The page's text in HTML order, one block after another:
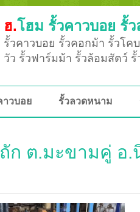
ฮ.โฮม รั้วคาวบอย รั้
รั้วคาวบอย รั้วคอกม้า รั้วโค
วัว รั้วฟาร์มม้า รั้วล้อมสัตว์
าวบอย รั้วลวดหนาม
ก ต.มะขามคู่ อ